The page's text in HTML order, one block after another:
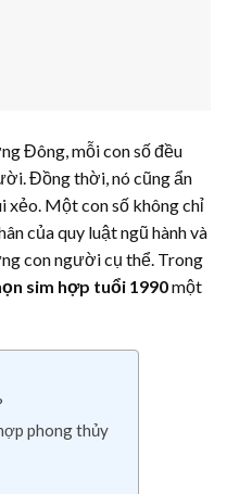
Đông, mỗi con số đều
Đồng thời, nó cũng ẩn
xẻo. Một con số không chỉ
của quy luật ngũ hành và
con người cụ thể. Trong
sim hợp tuổi 1990một
phong thủy